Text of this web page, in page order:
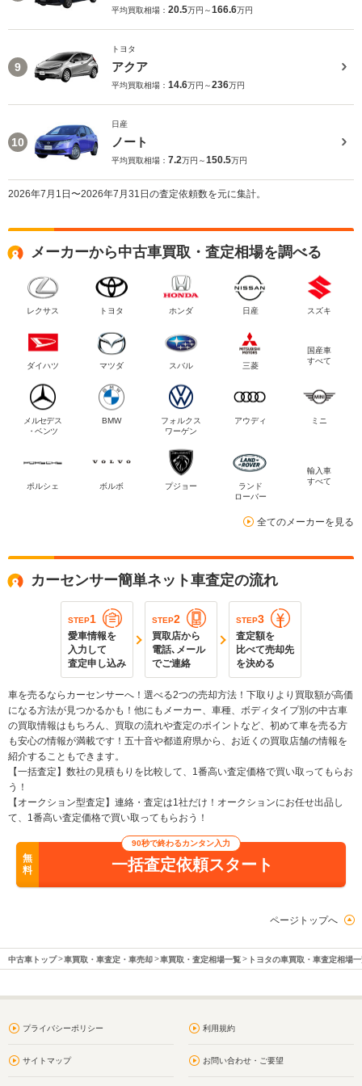
平均買取相場： 20.5万円～166.6万円
9
トヨタ
アクア
平均買取相場： 14.6万円～236万円
10
日産
ノート
平均買取相場： 7.2万円～150.5万円
2026年7月1日〜2026年7月31日の査定依頼数を元に集計。
メーカーから中古車買取・査定相場を調べる
レクサス トヨタ ホンダ 日産 スズキ
ダイハツ マツダ スバル 三菱
国産車
すべて
メルセデス
・ベンツ
BMW
フォルクス
ワーゲン
アウディ ミニ
ポルシェ ボルボ プジョー
ランド
ローバー
輸入車
すべて
全てのメーカーを見る
カーセンサー簡単ネット車査定の流れ
STEP1
愛車情報を
入力して
査定申し込み
STEP2
買取店から
電話､メール
でご連絡
STEP3
査定額を
比べて売却先
を決める
車を売るならカーセンサーへ！選べる2つの売却方法！下取りより買取額が高価
になる方法が見つかるかも！他にもメーカー、車種、ボディタイプ別の中古車
の買取情報はもちろん、買取の流れや査定のポイントなど、初めて車を売る方
も安心の情報が満載です！五十音や都道府県から、お近くの買取店舗の情報を
紹介することもできます。
【一括査定】数社の見積もりを比較して、1番高い査定価格で買い取ってもらお
う！
【オークション型査定】連絡・査定は1社だけ！オークションにお任せ出品し
て、1番高い査定価格で買い取ってもらおう！
無
料
90秒で終わるカンタン入力
一括査定依頼スタート
ページトップへ
中古車トップ 車買取・車査定・車売却 車買取・査定相場一覧 トヨタの車買取・車査定相場
プライバシーポリシー 利用規約
サイトマップ お問い合わせ・ご要望